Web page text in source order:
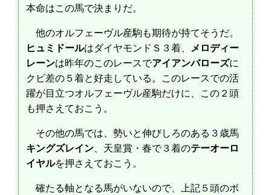
本命はこの馬で決まりだ。
他のオルフェーヴル産駒も期待が持てそうだ。
ヒュミドールはダイヤモンドＳ３着、 メロディー
レーンは昨年のこのレースでアイアンバローズに
クビ差の５着と好走している。このレースでの活
躍が目立つオルフェーヴル産駒だけに、この２頭
も押さえておこう。
その他の馬では、勢いと伸びしろのある３歳馬
キングズレイン、天皇賞・春で３着のテーオーロ
イヤルを押さえておこう。
確たる軸となる馬がいないので、上記５頭のボ